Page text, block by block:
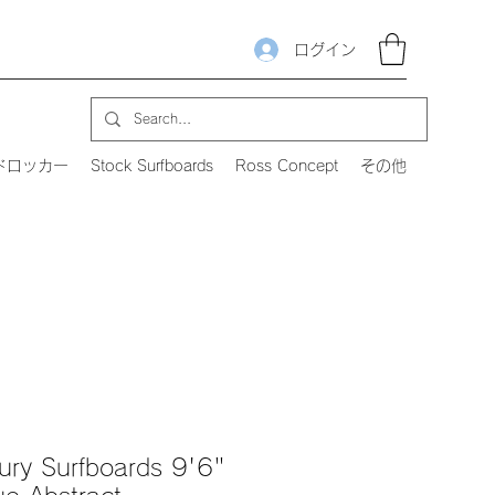
ログイン
ロッカー Stock Surfboards Ross Concept その他
Surfboards 9'6"